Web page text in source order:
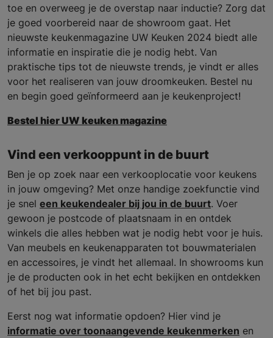
toe en overweeg je de overstap naar inductie? Zorg dat
je goed voorbereid naar de showroom gaat. Het
nieuwste keukenmagazine UW Keuken 2024 biedt alle
informatie en inspiratie die je nodig hebt. Van
praktische tips tot de nieuwste trends, je vindt er alles
voor het realiseren van jouw droomkeuken. Bestel nu
en begin goed geïnformeerd aan je keukenproject!
Bestel hier UW keuken magazine
Vind een verkooppunt in de buurt
Ben je op zoek naar een verkooplocatie voor keukens
in jouw omgeving? Met onze handige zoekfunctie vind
je snel een keukendealer bij jou in de buurt. Voer
gewoon je postcode of plaatsnaam in en ontdek
winkels die alles hebben wat je nodig hebt voor je huis.
Van meubels en keukenapparaten tot bouwmaterialen
en accessoires, je vindt het allemaal. In showrooms kun
je de producten ook in het echt bekijken en ontdekken
of het bij jou past.
Eerst nog wat informatie opdoen? Hier vind je
informatie over toonaangevende keukenmerken en